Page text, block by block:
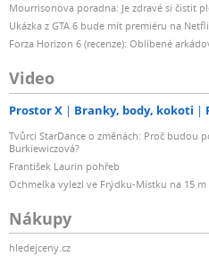
Mourrisonova poradna: Je zdravé si čistit
Ukázka z GTA 6 bude mít premiéru na
Forza Horizon 6 (recenze): Oblíbené
Video
Prostor X Branky, body, kokoti
Tvůrci StarDance o změnách: Proč budou
Burkiewiczová?
František Laurin pohřeb
Ochmelka vylezl ve Frýdku-Místku na 15
Nákupy
hledejceny.cz